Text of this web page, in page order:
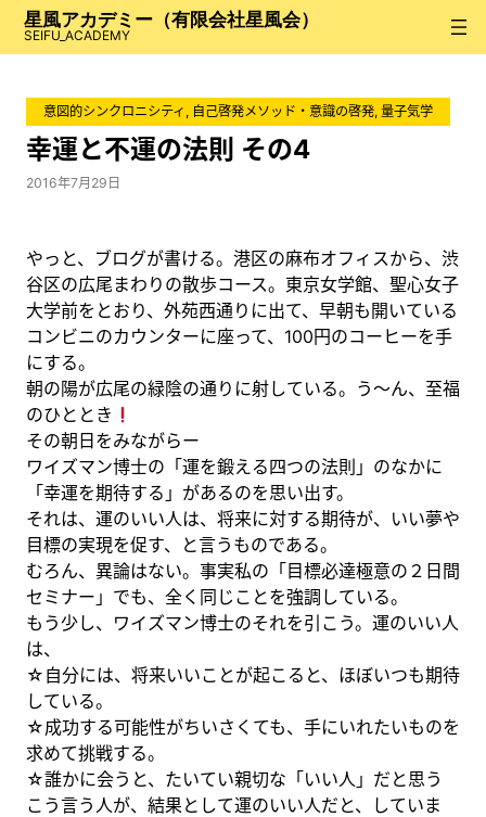
星風アカデミー（有限会社星風会）
SEIFU_ACADEMY
意図的シンクロニシティ , 自己啓発メソッド・意識の啓発, 量子気学
幸運と不運の法則 その4
2016年7月29日
やっと、ブログが書ける。港区の麻布オフィスから、渋
谷区の広尾まわりの散歩コース。東京女学館、聖心女子
大学前をとおり、外苑西通りに出て、早朝も開いている
コンビニのカウンターに座って、100円のコーヒーを手
にする。
朝の陽が広尾の緑陰の通りに射している。う～ん、至福
のひととき
その朝日をみながらー
ワイズマン博士の「運を鍛える四つの法則」のなかに
「幸運を期待する」があるのを思い出す。
それは、運のいい人は、将来に対する期待が、いい夢や
目標の実現を促す、と言うものである。
むろん、異論はない。事実私の「目標必達極意の２日間
セミナー」でも、全く同じことを強調している。
もう少し、ワイズマン博士のそれを引こう。運のいい人
は、
☆自分には、将来いいことが起こると、ほぼいつも期待
している。
☆成功する可能性がちいさくても、手にいれたいものを
求めて挑戦する。
☆誰かに会うと、たいてい親切な「いい人」だと思う
こう言う人が、結果として運のいい人だと、していま